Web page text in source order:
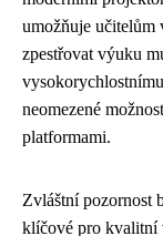
umožňuje učitelům
zpestřovat výuku
neomezené
platformami.
Zvláštní pozornost
klíčové pro kvalitní